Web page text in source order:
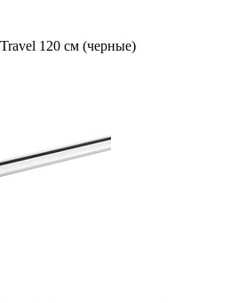
120 см (черные)